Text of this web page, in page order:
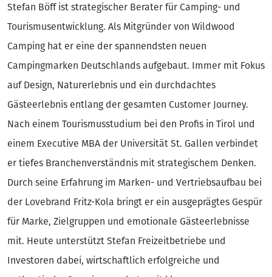
Stefan Böff ist strategischer Berater für Camping- und
Tourismusentwicklung. Als Mitgründer von Wildwood
Camping hat er eine der spannendsten neuen
Campingmarken Deutschlands aufgebaut. Immer mit Fokus
auf Design, Naturerlebnis und ein durchdachtes
Gästeerlebnis entlang der gesamten Customer Journey.
Nach einem Tourismusstudium bei den Profis in Tirol und
einem Executive MBA der Universität St. Gallen verbindet
er tiefes Branchenverständnis mit strategischem Denken.
Durch seine Erfahrung im Marken- und Vertriebsaufbau bei
der Lovebrand Fritz-Kola bringt er ein ausgeprägtes Gespür
für Marke, Zielgruppen und emotionale Gästeerlebnisse
mit. Heute unterstützt Stefan Freizeitbetriebe und
Investoren dabei, wirtschaftlich erfolgreiche und